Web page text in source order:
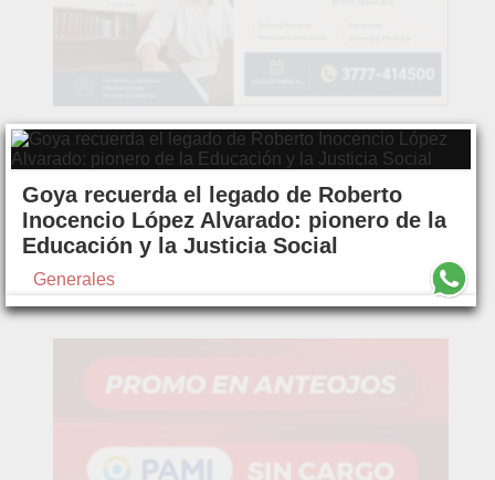
Goya recuerda el legado de Roberto
Inocencio López Alvarado: pionero de la
Educación y la Justicia Social
Generales